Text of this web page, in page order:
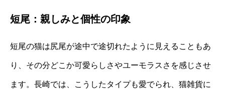
短尾：親しみと個性の印象
短尾の猫は尻尾が途中で途切れたように見えることもあ
り、その分どこか可愛らしさやユーモラスさを感じさせ
ます。長崎では、こうしたタイプも愛でられ、猫雑貨に